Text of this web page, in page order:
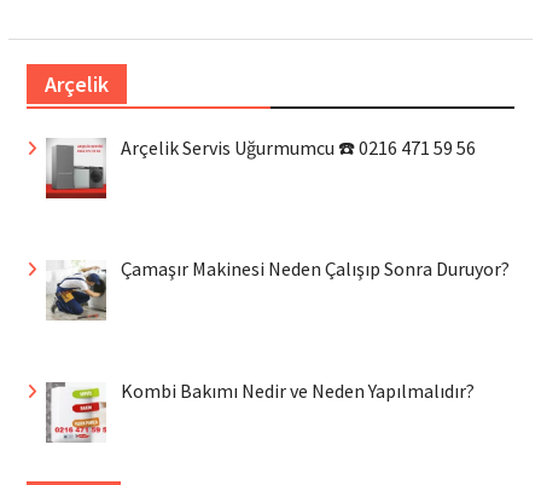
Arçelik
Arçelik Servis Uğurmumcu ☎️ 0216 471 59 56
Çamaşır Makinesi Neden Çalışıp Sonra Duruyor?
Kombi Bakımı Nedir ve Neden Yapılmalıdır?